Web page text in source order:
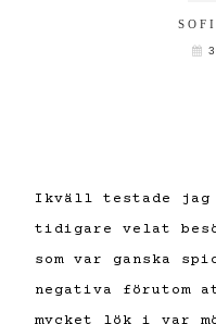
Ikväll testade jag
tidigare velat
som var ganska
negativa
mycket lök i var